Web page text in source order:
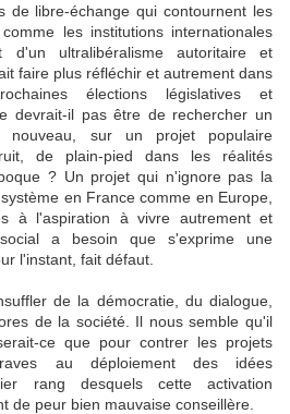
de libre-échange qui contournent les
les institutions internationales
d'un ultralibéralisme autoritaire et
faire plus réfléchir et autrement dans
élections législatives et
devrait-il pas être de rechercher un
nouveau, sur un projet populaire
de plain-pied dans les réalités
? Un projet qui n'ignore pas la
en France comme en Europe,
à l'aspiration à vivre autrement et
a besoin que s'exprime une
l'instant, fait défaut.
de la démocratie, du dialogue,
de la société. Il nous semble qu'il
ce que pour contrer les projets
au déploiement des idées
rang desquels cette activation
de peur bien mauvaise conseillère.